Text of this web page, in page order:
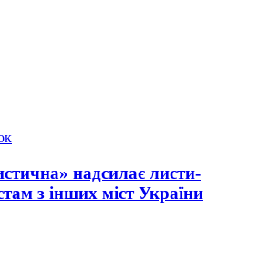
надсилає листи-
з інших міст України